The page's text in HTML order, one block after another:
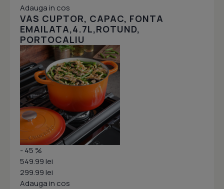
Adauga in cos
VAS CUPTOR, CAPAC, FONTA
EMAILATA,4.7L,ROTUND,
PORTOCALIU
- 45 %
549.99 lei
299.99 lei
Adauga in cos